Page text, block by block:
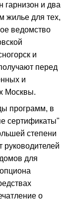
гарнизон и два
жилье для тех,
ведомство
и
перед
и
Москвы.
программ, в
сертификаты"
степени
руководителей
для
о